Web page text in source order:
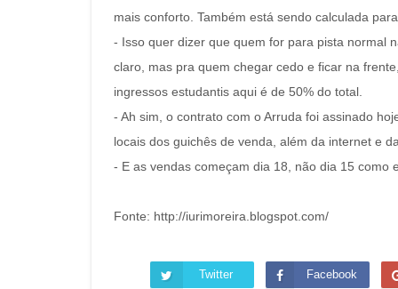
mais conforto. Também está sendo calculada
- Isso quer dizer que quem for para pista normal
claro, mas pra quem chegar cedo e ficar na
ingressos estudantis aqui é de 50% do total.
- Ah sim, o contrato com o Arruda foi assinado
locais dos guichês de venda, além da internet e
- E as vendas começam dia 18, não dia 15 como
Fonte: http://iurimoreira.blogspot.com/
Twitter Facebook